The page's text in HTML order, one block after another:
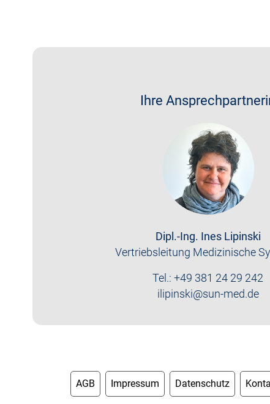
Ihre
Dipl.-Ing. Ines Lipinski
Vertriebsleitung Medizinische
Tel.: +49 381 24 29 242
ilipinski@sun-med.de
AGB Impressum Datenschutz